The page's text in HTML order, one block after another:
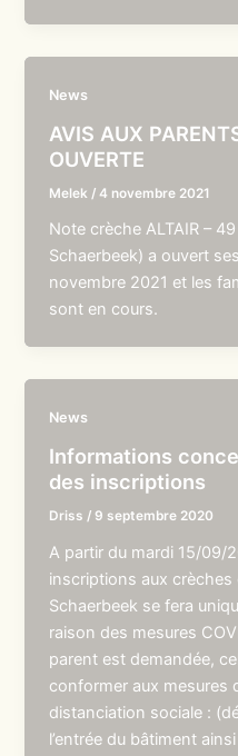
News
AVIS AUX
OUVERTE
Melek /4 novembre 2021
Note crèche ALTAIR –
Schaerbeek) a ouvert
novembre 2021 et les
sont en cours.
News
Informations
des inscriptions
Driss / 9 septembre 2020
A partir du mardi 15/09/
inscriptions aux crèches
Schaerbeek se fera
raison des mesures
parent est demandée,
conformer aux mesures
distanciation sociale :
l’entrée du bâtiment